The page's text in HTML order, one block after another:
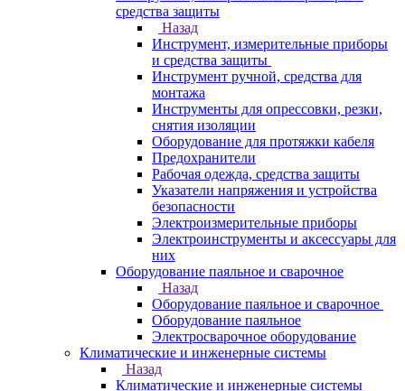
средства защиты
Назад
Инструмент, измерительные приборы
и средства защиты
Инструмент ручной, средства для
монтажа
Инструменты для опрессовки, резки,
снятия изоляции
Оборудование для протяжки кабеля
Предохранители
Рабочая одежда, средства защиты
Указатели напряжения и устройства
безопасности
Электроизмерительные приборы
Электроинструменты и аксессуары для
них
Оборудование паяльное и сварочное
Назад
Оборудование паяльное и сварочное
Оборудование паяльное
Электросварочное оборудование
Климатические и инженерные системы
Назад
Климатические и инженерные системы